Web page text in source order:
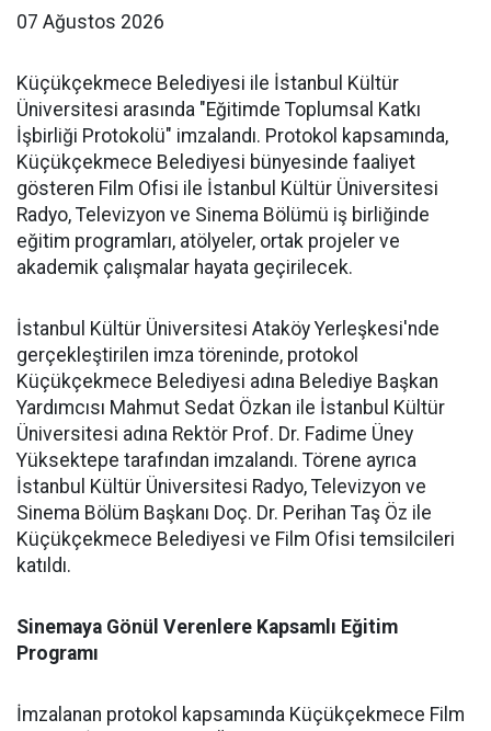
07 Ağustos 2026
Küçükçekmece Belediyesi ile İstanbul Kültür
Üniversitesi arasında "Eğitimde Toplumsal Katkı
İşbirliği Protokolü" imzalandı. Protokol kapsamında,
Küçükçekmece Belediyesi bünyesinde faaliyet
gösteren Film Ofisi ile İstanbul Kültür Üniversitesi
Radyo, Televizyon ve Sinema Bölümü iş birliğinde
eğitim programları, atölyeler, ortak projeler ve
akademik çalışmalar hayata geçirilecek.
İstanbul Kültür Üniversitesi Ataköy Yerleşkesi'nde
gerçekleştirilen imza töreninde, protokol
Küçükçekmece Belediyesi adına Belediye Başkan
Yardımcısı Mahmut Sedat Özkan ile İstanbul Kültür
Üniversitesi adına Rektör Prof. Dr. Fadime Üney
Yüksektepe tarafından imzalandı. Törene ayrıca
İstanbul Kültür Üniversitesi Radyo, Televizyon ve
Sinema Bölüm Başkanı Doç. Dr. Perihan Taş Öz ile
Küçükçekmece Belediyesi ve Film Ofisi temsilcileri
katıldı.
Sinemaya Gönül Verenlere Kapsamlı Eğitim
Programı
İmzalanan protokol kapsamında Küçükçekmece Film